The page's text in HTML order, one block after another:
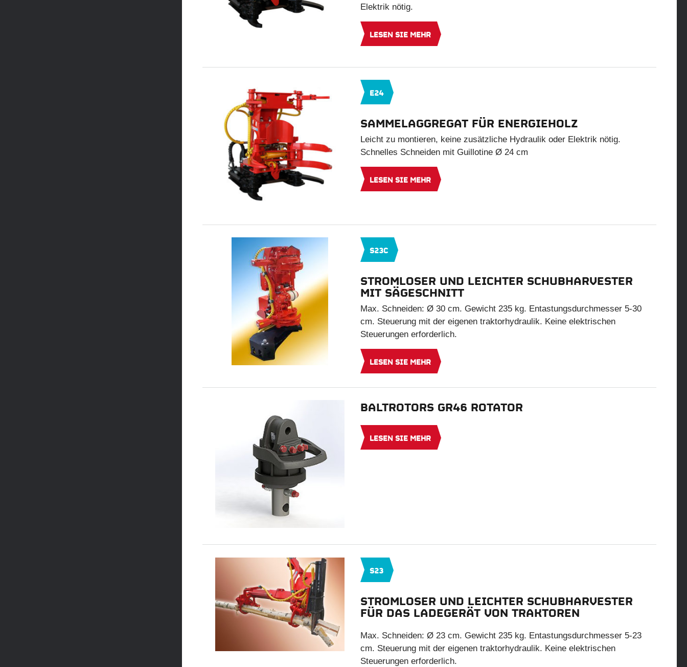
Elektrik nötig.
LESEN SIE MEHR
E24
SAMMELAGGREGAT FÜR ENERGIEHOLZ
Leicht zu montieren, keine zusätzliche Hydraulik oder Elektrik nötig.
Schnelles Schneiden mit Guillotine Ø 24 cm
LESEN SIE MEHR
S23C
STROMLOSER UND LEICHTER SCHUBHARVESTER
MIT SÄGESCHNITT
Max. Schneiden: Ø 30 cm. Gewicht 235 kg. Entastungsdurchmesser 5-30
cm. Steuerung mit der eigenen traktorhydraulik. Keine elektrischen
Steuerungen erforderlich.
LESEN SIE MEHR
BALTROTORS GR46 ROTATOR
LESEN SIE MEHR
S23
STROMLOSER UND LEICHTER SCHUBHARVESTER
FÜR DAS LADEGERÄT VON TRAKTOREN
Max. Schneiden: Ø 23 cm. Gewicht 235 kg. Entastungsdurchmesser 5-23
cm. Steuerung mit der eigenen traktorhydraulik. Keine elektrischen
Steuerungen erforderlich.